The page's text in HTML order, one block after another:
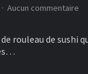
Aucun commentaire
rouleau de sushi